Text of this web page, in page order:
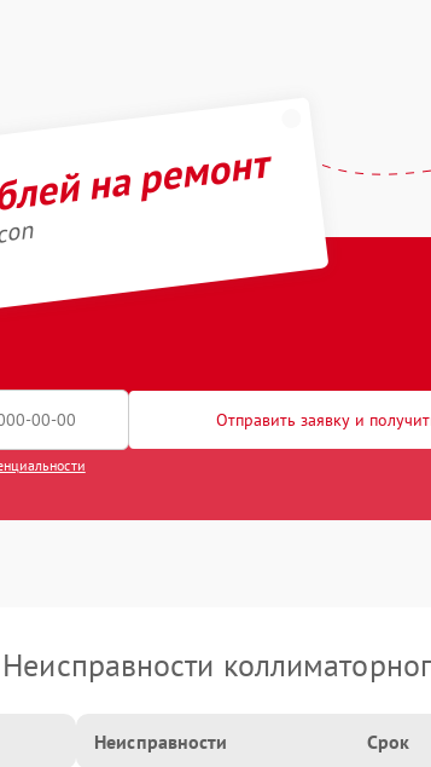
на ремонт
Отправить заявку и
Неисправности
Неисправности Срок